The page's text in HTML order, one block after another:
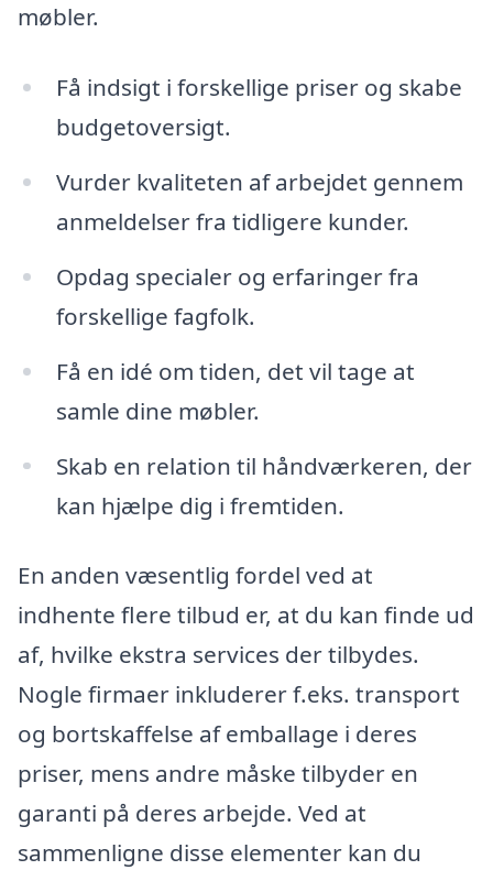
møbler.
Få indsigt i forskellige priser og skabe
budgetoversigt.
Vurder kvaliteten af arbejdet gennem
anmeldelser fra tidligere kunder.
Opdag specialer og erfaringer fra
forskellige fagfolk.
Få en idé om tiden, det vil tage at
samle dine møbler.
Skab en relation til håndværkeren, der
kan hjælpe dig i fremtiden.
En anden væsentlig fordel ved at
indhente flere tilbud er, at du kan finde ud
af, hvilke ekstra services der tilbydes.
Nogle firmaer inkluderer f.eks. transport
og bortskaffelse af emballage i deres
priser, mens andre måske tilbyder en
garanti på deres arbejde. Ved at
sammenligne disse elementer kan du